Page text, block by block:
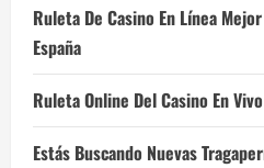
Ruleta De Casino En Línea
España
Ruleta Online Del Casino En
Estás Buscando Nuevas